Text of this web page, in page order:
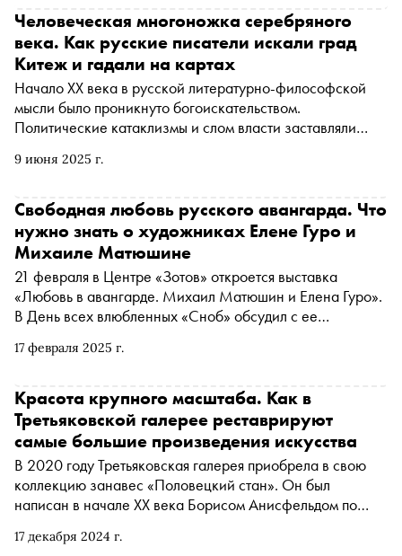
Ольге Розановой, Варваре Бубновой и ещё
четырнадцати талантливых женщинах. «Сноб» публикует
отрывок из главы о Елизавете Бём (1843–1914)
9 июня 2025 г.
Человеческая многоножка серебряного
века. Как русские писатели искали град
Китеж и гадали на картах
Начало ХХ века в русской литературно-философской
мысли было проникнуто богоискательством.
Политические катаклизмы и слом власти заставляли
духовном единстве народа. Писатели и философы
из них создавали свои учения, занимались мистикой и
ездили «по местам силы». О странностях и курьёзах
таких поездок — в материале Сноба
17 февраля 2025 г.
Свободная любовь русского авангарда. Что
нужно знать о художниках Елене Гуро и
Михаиле Матюшине
21 февраля в Центре «Зотов» откроется выставка
«Любовь в авангарде. Михаил Матюшин и Елена Гуро».
В День всех влюбленных «Сноб» обсудил с ее
«возглавили» авангард, как он менял представления о
как таковое, из-за чего сексуальная революция
захлебнулась при Сталине, какие фантазии о мертвом
сыне преследовали Елену Гуро, зачем обычные
художники превращаются в трансмедиальных и когда им
это вредит
17 декабря 2024 г.
Красота крупного масштаба. Как в
Третьяковской галерее реставрируют
самые большие произведения искусства
В 2020 году Третьяковская галерея приобрела в свою
коллекцию занавес «Половецкий стан». Он был
написан в начале XX века Борисом Анисфельдом по
Декорация размером 10 на 23 метра стала самым